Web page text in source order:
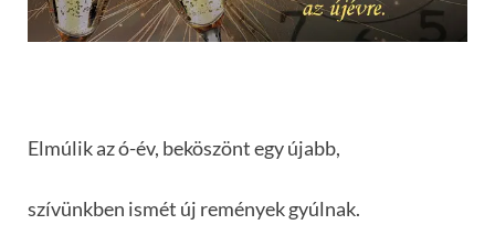
Elmúlik az ó-év, beköszönt egy újabb,
szívünkben ismét új remények gyúlnak.